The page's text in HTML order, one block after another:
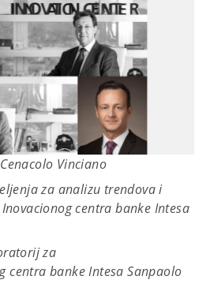
Vinciano
za analizu trendova i
centra banke Intesa
za
centra banke Intesa Sanpaolo